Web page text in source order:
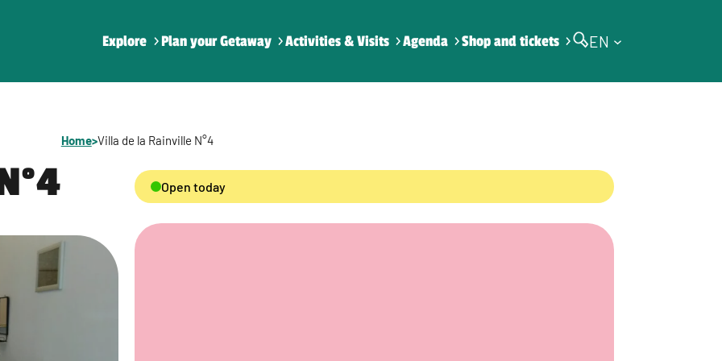
Explore Plan your Getaway Activities & Visits Agenda Shop and tickets EN
Home>Villa de la Rainville N°4
Open today